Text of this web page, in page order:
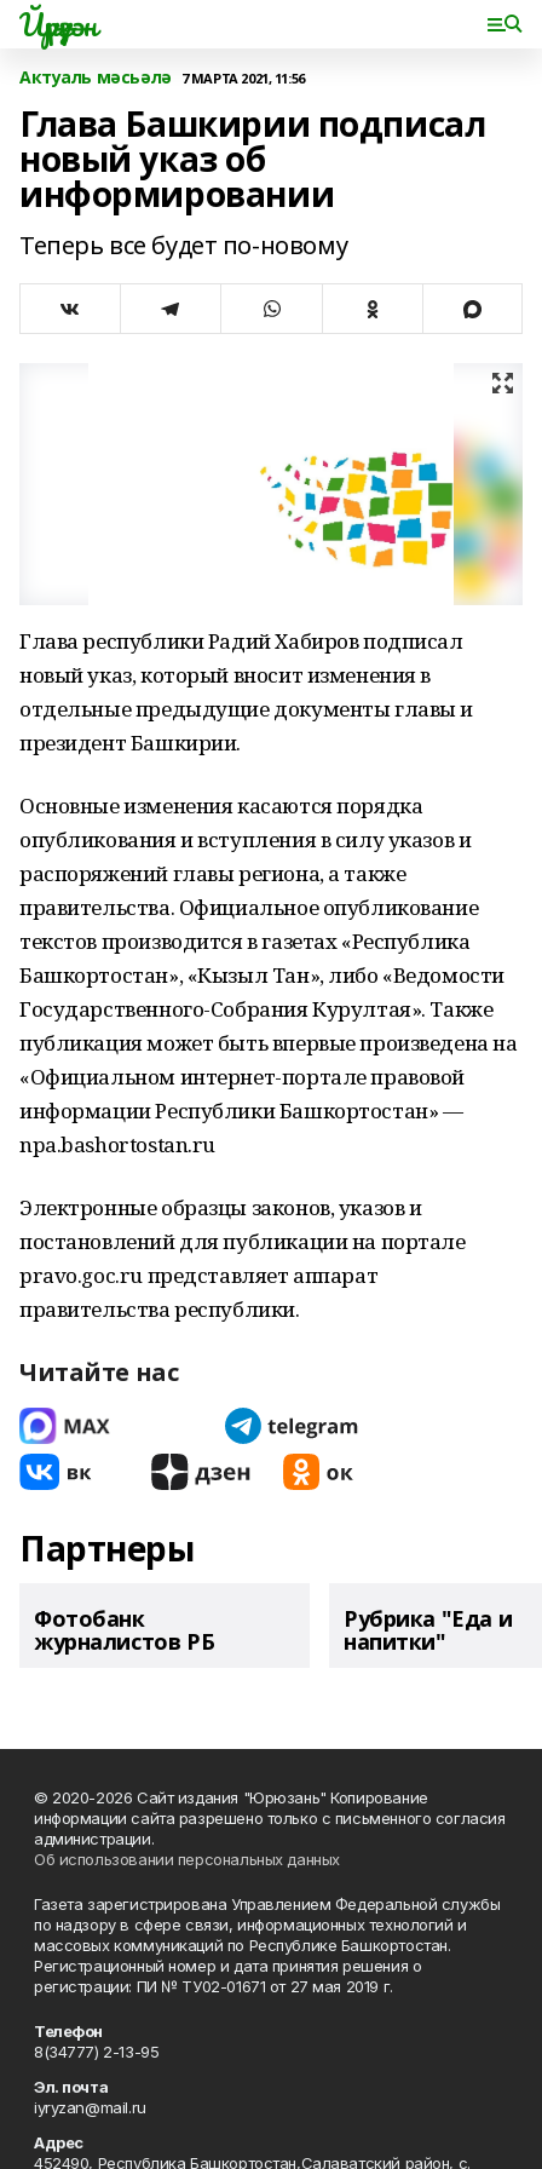
Йүрүҙән
Актуаль мәсьәлә 7 МАРТА 2021, 11:56
Глава Башкирии подписал
новый указ об
информировании
Теперь все будет по-новому
Глава республики Радий Хабиров подписал
новый указ, который вносит изменения в
отдельные предыдущие документы главы и
президент Башкирии.
Основные изменения касаются порядка
опубликования и вступления в силу указов и
распоряжений главы региона, а также
правительства. Официальное опубликование
текстов производится в газетах «Республика
Башкортостан», «Кызыл Тан», либо «Ведомости
Государственного-Собрания Курултая». Также
публикация может быть впервые произведена на
«Официальном интернет-портале правовой
информации Республики Башкортостан» —
npa.bashortostan.ru
Электронные образцы законов, указов и
постановлений для публикации на портале
pravo.goc.ru представляет аппарат
правительства республики.
Читайте нас
Партнеры
Фотобанк
журналистов РБ
Рубрика "Еда и
напитки"
© 2020-2026 Сайт издания "Юрюзань" Копирование
информации сайта разрешено только с письменного согласия
администрации.
Об использовании персональных данных
Газета зарегистрирована Управлением Федеральной службы
по надзору в сфере связи, информационных технологий и
массовых коммуникаций по Республике Башкортостан.
Регистрационный номер и дата принятия решения о
регистрации: ПИ № ТУ02-01671 от 27 мая 2019 г.
Телефон
8(34777) 2-13-95
Эл. почта
iyryzan@mail.ru
Адрес
452490, Республика Башкортостан,Салаватский район, с.